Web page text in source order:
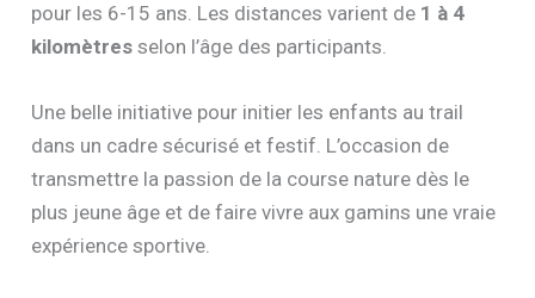
pour les 6-15 ans. Les distances varient de 1 à 4
kilomètres selon l’âge des participants.
Une belle initiative pour initier les enfants au trail
dans un cadre sécurisé et festif. L’occasion de
transmettre la passion de la course nature dès le
plus jeune âge et de faire vivre aux gamins une vraie
expérience sportive.